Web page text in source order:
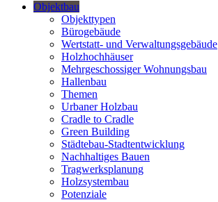
Objektbau
Objekttypen
Bürogebäude
Wertstatt- und Verwaltungsgebäude
Holzhochhäuser
Mehrgeschossiger Wohnungsbau
Hallenbau
Themen
Urbaner Holzbau
Cradle to Cradle
Green Building
Städtebau-Stadtentwicklung
Nachhaltiges Bauen
Tragwerksplanung
Holzsystembau
Potenziale